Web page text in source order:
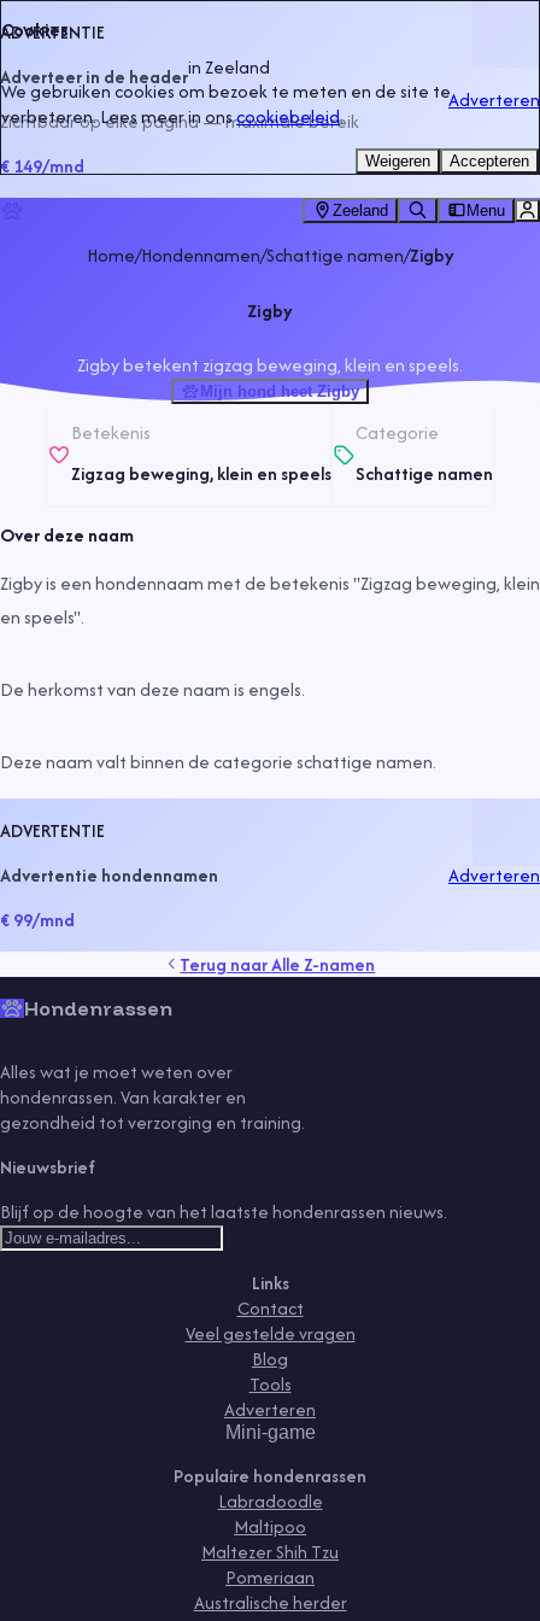
ADVERTENTIE
Adverteer in de headerinZeeland
Zichtbaar op elke pagina — maximale bereik
€ 149/mnd
Adverteren
Zeeland Menu
Home/Hondennamen/Schattige namen/Zigby
Zigby
Zigby betekent zigzag beweging, klein en speels.
Mijn hond heet Zigby
Betekenis
Zigzag beweging, klein en speels
Categorie
Schattige namen
Over deze naam
Zigby is een hondennaam met de betekenis "Zigzag beweging, klein
en speels".
De herkomst van deze naam is engels.
Deze naam valt binnen de categorieschattige namen.
ADVERTENTIE
Advertentie hondennamen
€ 99/mnd
Adverteren
Terug naarAlle Z-namen
Hondenrassen
Alles wat je moet weten over
hondenrassen. Van karakter en
gezondheid tot verzorging en training.
Nieuwsbrief
Blijf op de hoogte van het laatste hondenrassen nieuws.
Links
Contact
Veel gestelde vragen
Blog
Tools
Adverteren
Mini-game
Populaire hondenrassen
Labradoodle
Maltipoo
Maltezer Shih Tzu
Pomeriaan
Australische herder
Cookies
We gebruiken cookies om bezoek te meten en de site te
verbeteren. Lees meer in onscookiebeleid.
Weigeren Accepteren